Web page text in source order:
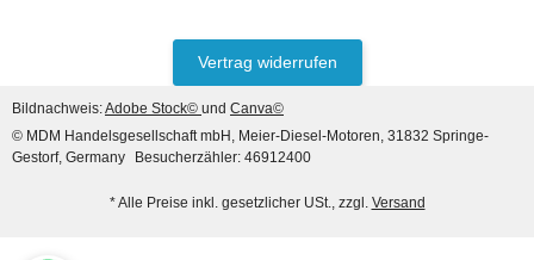
Vertrag widerrufen
Bildnachweis:Adobe Stock© und Canva©
© MDM Handelsgesellschaft mbH, Meier-Diesel-Motoren, 31832 Springe-
Gestorf, Germany
Besucherzähler: 46912400
* Alle Preise inkl. gesetzlicher USt., zzgl. Versand